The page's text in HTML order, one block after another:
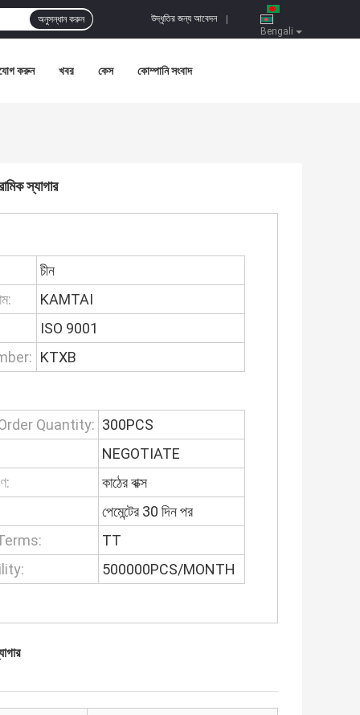
Bengali
উদ্ধৃতির জন্য আবেদন
অনুসন্ধান করুন
করুন খবর কেস কোম্পানি সংবাদ
স্যাগার
চীন
KAMTAI
ISO 9001
KTXB
Quantity: 300PCS
NEGOTIATE
কাঠের বাক্স
পেমেন্টের 30 দিন পর
TT
500000PCS/MONTH